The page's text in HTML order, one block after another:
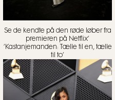
Se de kendte på den røde løber fra
premieren på Netflix’
’Kastanjemanden: Tælle til en, tælle
til to’